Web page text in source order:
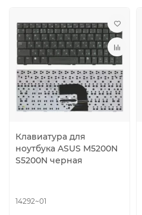
Клавиатура для
ноутбука ASUS M5200N
S5200N черная
14292~01